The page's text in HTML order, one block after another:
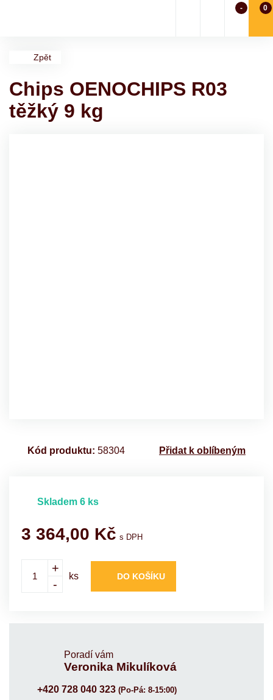
- 0
Zpět
Chips OENOCHIPS R03
těžký 9 kg
Kód produktu: 58304 Přidat k oblíbeným
Skladem 6 ks
3 364,00 Kč s DPH
+
-
ks DO KOŠÍKU
Poradí vám
Veronika Mikulíková
+420 728 040 323 (Po-Pá: 8-15:00)